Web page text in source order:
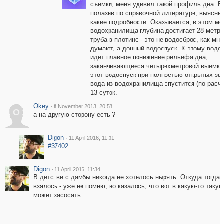
съемки, меня удивил такой профиль дна.
полазив по справочной литературе,
какие подробности. Оказывается, в этом
водохранилища глубина достигает 28
труба в плотине - это не водосброс, как
думают, а донный водоспуск. К этому
идет плавное понижение рельефа дна,
заканчивающееся четырехметровой
этот водоспуск при полностью открытых
вода из водохранилища спустится (по
13 суток.
O
Okey · 8 November 2013, 20:58
а на другую сторону есть ?
Digon · 11 April 2016, 11:31
#37402
Digon · 11 April 2016, 11:34
В детстве с дамбы никогда не хотелось нырять. Откуда
взялось - уже не помню, но казалось, что вот в какую-то
может засосать...